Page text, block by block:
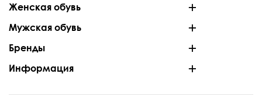
Женская обувь
Мужская обувь
Бренды
Информация